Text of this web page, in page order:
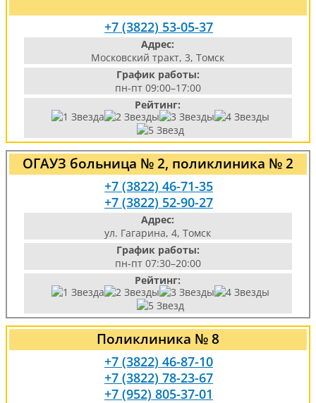
+7 (3822) 53-05-37
Адрес:
Московский тракт, 3, Томск
График работы:
пн-пт 09:00–17:00
Рейтинг:
ОГАУЗ больница № 2, поликлиника № 2
+7 (3822) 46-71-35
+7 (3822) 52-90-27
Адрес:
ул. Гагарина, 4, Томск
График работы:
пн-пт 07:30–20:00
Рейтинг:
Поликлиника № 8
+7 (3822) 46-87-10
+7 (3822) 78-23-67
+7 (952) 805-37-01